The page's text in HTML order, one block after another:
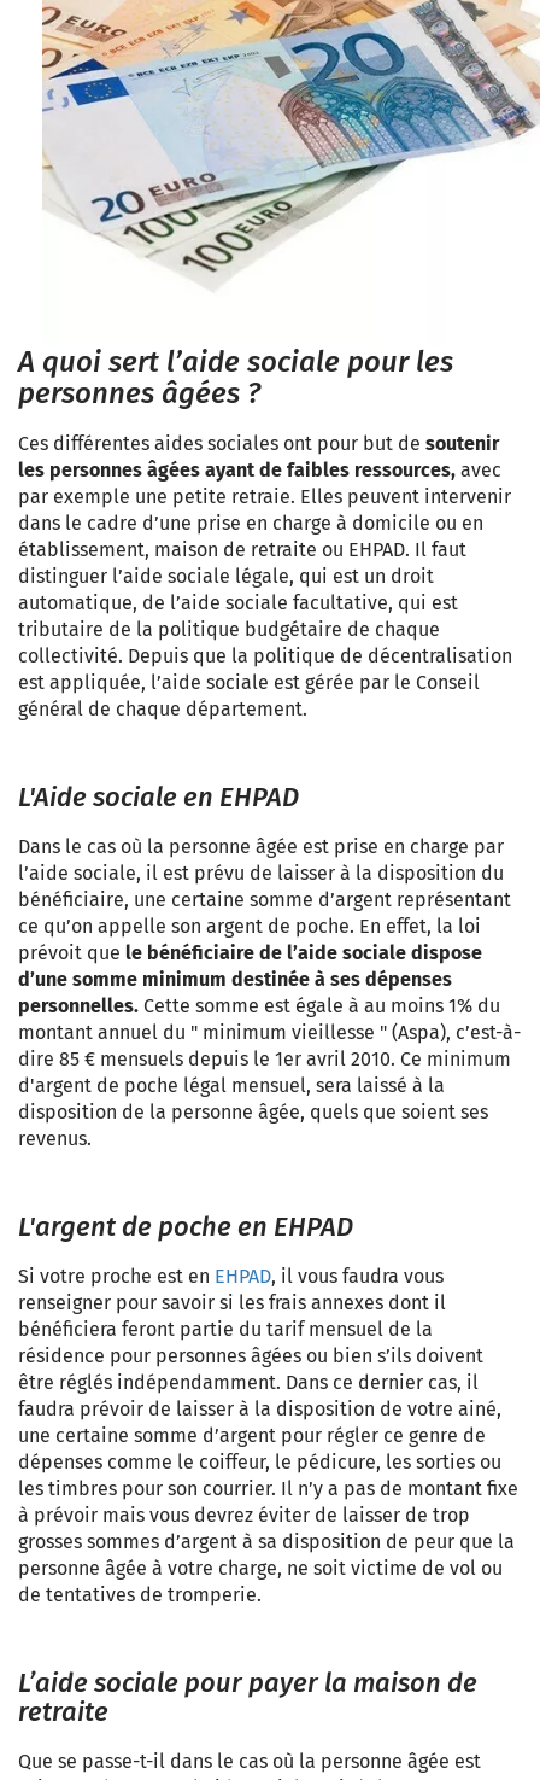
A quoi sert l’aide sociale pour les
personnes âgées ?
Ces différentes aides sociales ont pour but de soutenir
les personnes âgées ayant de faibles ressources, avec
par exemple une petite retraie. Elles peuvent intervenir
dans le cadre d’une prise en charge à domicile ou en
établissement, maison de retraite ou EHPAD. Il faut
distinguer l’aide sociale légale, qui est un droit
automatique, de l’aide sociale facultative, qui est
tributaire de la politique budgétaire de chaque
collectivité. Depuis que la politique de décentralisation
est appliquée, l’aide sociale est gérée par le Conseil
général de chaque département.
L'Aide sociale en EHPAD
Dans le cas où la personne âgée est prise en charge par
l’aide sociale, il est prévu de laisser à la disposition du
bénéficiaire, une certaine somme d’argent représentant
ce qu’on appelle son argent de poche. En effet, la loi
prévoit que le bénéficiaire de l’aide sociale dispose
d’une somme minimum destinée à ses dépenses
personnelles. Cette somme est égale à au moins 1% du
montant annuel du " minimum vieillesse " (Aspa), c’est-à-
dire 85 € mensuels depuis le 1er avril 2010. Ce minimum
d'argent de poche légal mensuel, sera laissé à la
disposition de la personne âgée, quels que soient ses
revenus.
L'argent de poche en EHPAD
Si votre proche est en EHPAD, il vous faudra vous
renseigner pour savoir si les frais annexes dont il
bénéficiera feront partie du tarif mensuel de la
résidence pour personnes âgées ou bien s’ils doivent
être réglés indépendamment. Dans ce dernier cas, il
faudra prévoir de laisser à la disposition de votre ainé,
une certaine somme d’argent pour régler ce genre de
dépenses comme le coiffeur, le pédicure, les sorties ou
les timbres pour son courrier. Il n’y a pas de montant fixe
à prévoir mais vous devrez éviter de laisser de trop
grosses sommes d’argent à sa disposition de peur que la
personne âgée à votre charge, ne soit victime de vol ou
de tentatives de tromperie.
L’aide sociale pour payer la maison de
retraite
Que se passe-t-il dans le cas où la personne âgée est